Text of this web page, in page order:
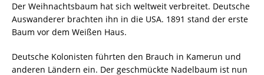
Der Weihnachtsbaum hat sich weltweit verbreitet. Deutsche
Auswanderer brachten ihn in die USA. 1891 stand der erste
Baum vor dem Weißen Haus.
Deutsche Kolonisten führten den Brauch in Kamerun und
anderen Ländern ein. Der geschmückte Nadelbaum ist nun